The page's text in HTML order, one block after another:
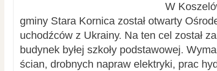
W
gminy Stara Kornica został otwarty
uchodźców z Ukrainy. Na ten cel został
budynek byłej szkoły podstawowej.
ścian, drobnych napraw elektryki, prac